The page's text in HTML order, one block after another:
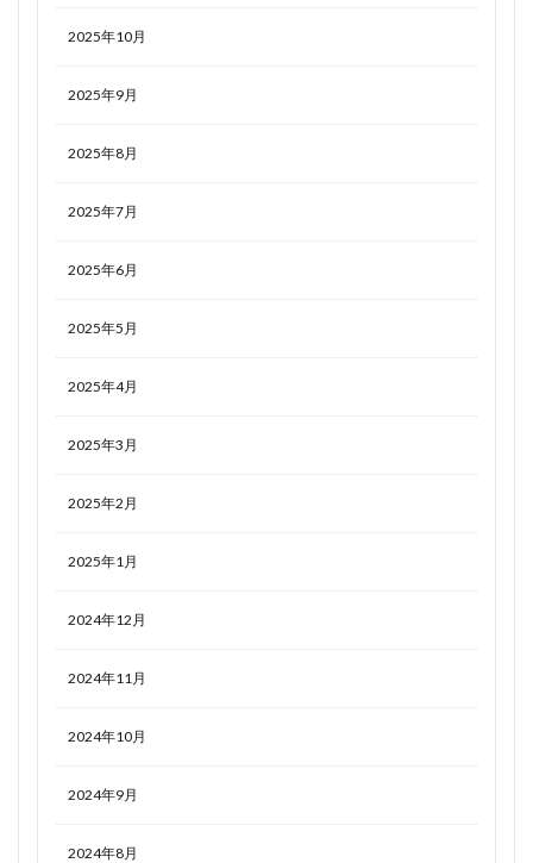
2025年10月
2025年9月
2025年8月
2025年7月
2025年6月
2025年5月
2025年4月
2025年3月
2025年2月
2025年1月
2024年12月
2024年11月
2024年10月
2024年9月
2024年8月